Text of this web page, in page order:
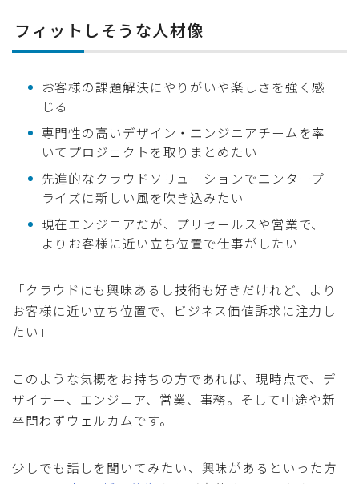
フィットしそうな人材像
お客様の課題解決にやりがいや楽しさを強く感
じる
専門性の高いデザイン・エンジニアチームを率
いてプロジェクトを取りまとめたい
先進的なクラウドソリューションでエンタープ
ライズに新しい風を吹き込みたい
現在エンジニアだが、プリセールスや営業で、
よりお客様に近い立ち位置で仕事がしたい
「クラウドにも興味あるし技術も好きだけれど、より
お客様に近い立ち位置で、ビジネス価値訴求に注力し
たい」
このような気概をお持ちの方であれば、現時点で、デ
ザイナー、エンジニア、営業、事務。そして中途や新
卒問わずウェルカムです。
少しでも話しを聞いてみたい、興味があるといった方